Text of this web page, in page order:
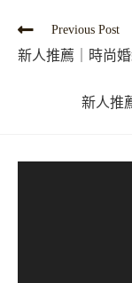
Previous Post
新人推薦｜時尚
新人推